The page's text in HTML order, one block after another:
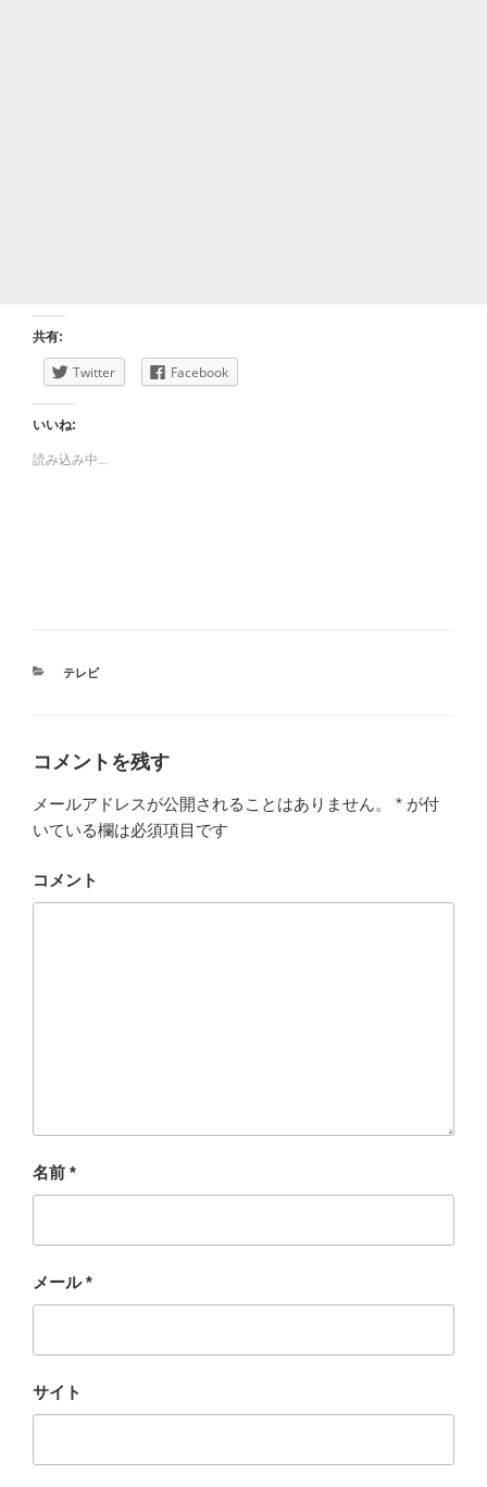
共有:
Twitter Facebook
いいね:
読み込み中...
カ
テレビ
コメントを残す
メールアドレスが公開されることはありません。 * が付
いている欄は必須項目です
コメント
名前 *
メール*
サイト